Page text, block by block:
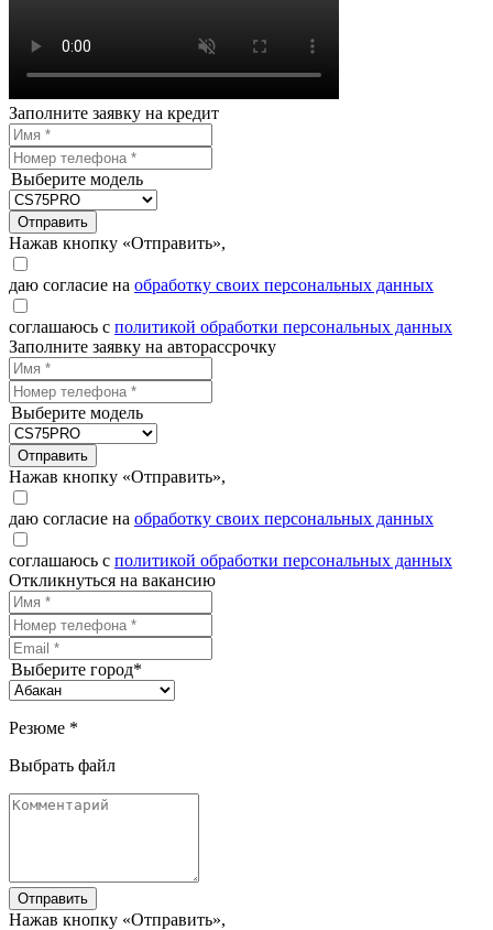
Заполните заявку на кредит
Выберите модель
Отправить
Нажав кнопку «Отправить»,
даю согласие на обработку своих персональных данных
соглашаюсь с политикой обработки персональных данных
Заполните заявку на авторассрочку
Выберите модель
Отправить
Нажав кнопку «Отправить»,
даю согласие на обработку своих персональных данных
соглашаюсь с политикой обработки персональных данных
Откликнуться на вакансию
Выберите город*
Резюме *
Выбрать файл
Отправить
Нажав кнопку «Отправить»,